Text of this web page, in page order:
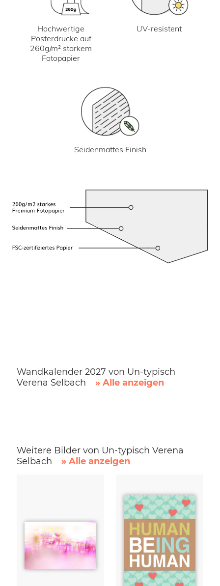
Hochwertige
Posterdrucke auf
260g/m² starkem
Fotopapier
UV-resistent
Seidenmattes Finish
Wandkalender 2027 von Un-typisch
Verena Selbach
» Alle anzeigen
Weitere Bilder von Un-typisch Verena
Selbach
» Alle anzeigen